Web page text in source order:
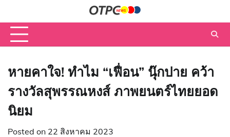
content
หายคาใจ! ทำไม “เฟื่อน” นุ๊กปาย คว้า
รางวัลสุพรรณหงส์ ภาพยนตร์ไทยยอด
นิยม
Posted on 22 สิงหาคม 2023